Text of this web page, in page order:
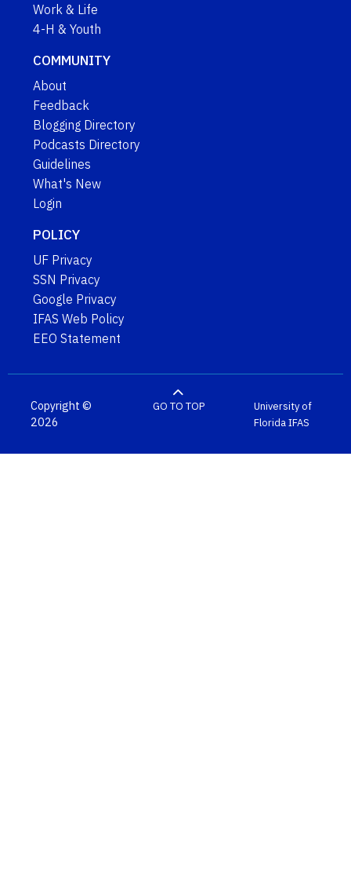
Work & Life
4-H & Youth
COMMUNITY
About
Feedback
Blogging Directory
Podcasts Directory
Guidelines
What's New
Login
POLICY
UF Privacy
SSN Privacy
Google Privacy
IFAS Web Policy
EEO Statement
Copyright ©
2026
GO TO TOP
University of
FloridaIFAS